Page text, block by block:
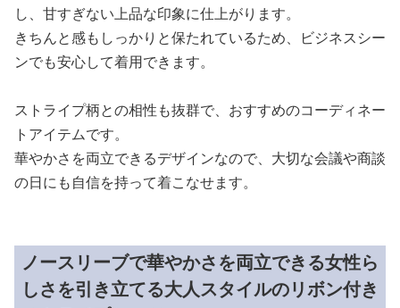
し、甘すぎない上品な印象に仕上がります。
きちんと感もしっかりと保たれているため、ビジネスシー
ンでも安心して着用できます。
ストライプ柄との相性も抜群で、おすすめのコーディネー
トアイテムです。
華やかさを両立できるデザインなので、大切な会議や商談
の日にも自信を持って着こなせます。
ノースリーブで華やかさを両立できる女性ら
しさを引き立てる大人スタイルのリボン付き